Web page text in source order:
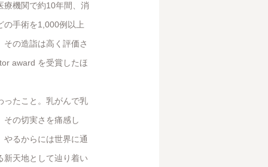
療機関で約10年間、消
の手術を1,000例以上
の造詣は高く評価さ
award を受賞したほ
ったこと。乳がんで乳
その切実さを痛感し
るからには世界に通
新天地として辿り着い